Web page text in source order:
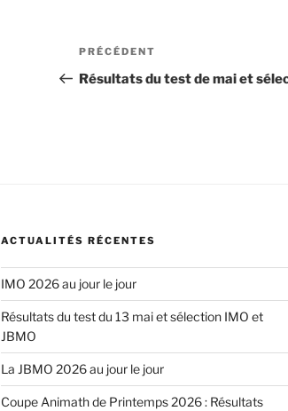
Navigation
de
Article
précédent
PRÉCÉDENT
Résultats du test de mai et
ACTUALITÉS RÉCENTES
IMO 2026 au jour le jour
Résultats du test du 13 mai et sélection IMO et
JBMO
La JBMO 2026 au jour le jour
Coupe Animath de Printemps 2026 : Résultats